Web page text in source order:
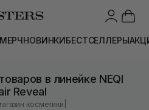
МЕРЧНОВИНКИБЕСТСЕЛЛЕРЫ
в линейке NEQI
Reveal
косметики